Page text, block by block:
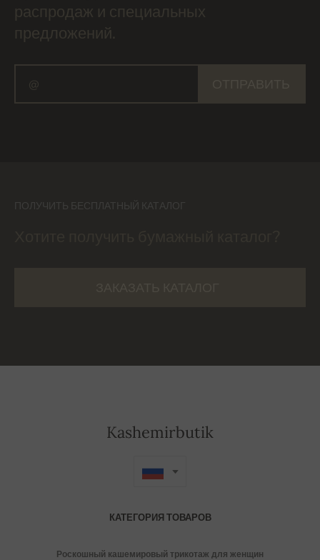
распродаж и специальных
предложений.
ПОЛУЧИТЬ БЕСПЛАТНЫЙ КАТАЛОГ
Kashemirbutik
КАТЕГОРИЯ ТОВАРОВ
Роскошный кашемировый трикотаж для женщин